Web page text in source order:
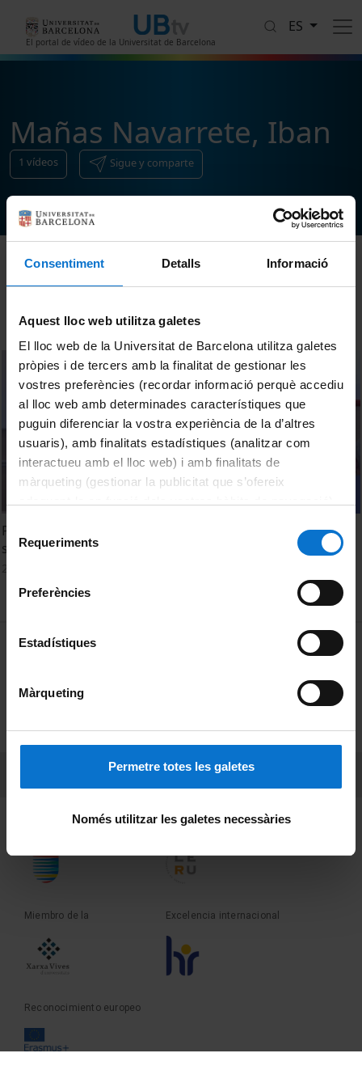
Consentiment Detalls Informació
Aquest lloc web utilitza galetes
El lloc web de la Universitat de Barcelona utilitza galetes
pròpies i de tercers amb la finalitat de gestionar les
vostres preferències (recordar informació perquè accediu
al lloc web amb determinades característiques que
puguin diferenciar la vostra experiència de la d’altres
usuaris), amb finalitats estadístiques (analitzar com
interactueu amb el lloc web) i amb finalitats de
màrqueting (gestionar la publicitat que s’ofereix
consultar laPolítica de galetes del lloc web de la
Selecció
de Requeriments
Preferències
Estadístiques
Màrqueting
Permetre totes les galetes
Només utilitzar les galetes necessàries
El portal de vídeo de la Universitat de Barcelona
ES
Mañas Navarrete, Iban
1 vídeos Sigue y comparte
Ordenar
Perfils lingüístics dels futurs docents de primària i
secundària. Dominància, ús del català i del castellà.
MENÚ PEU 1
Privacidad y términos
Sobre UBtv
Fundadora de la Miembro de la
Miembro de la Excelencia internacional
Reconocimiento europeo